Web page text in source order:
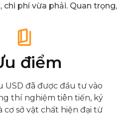
chi phí vừa phải. Quan trọng,
điểm
USD đã được đầu tư vào
thí nghiệm tiên tiến, ký
cơ sở vật chất hiện đại từ